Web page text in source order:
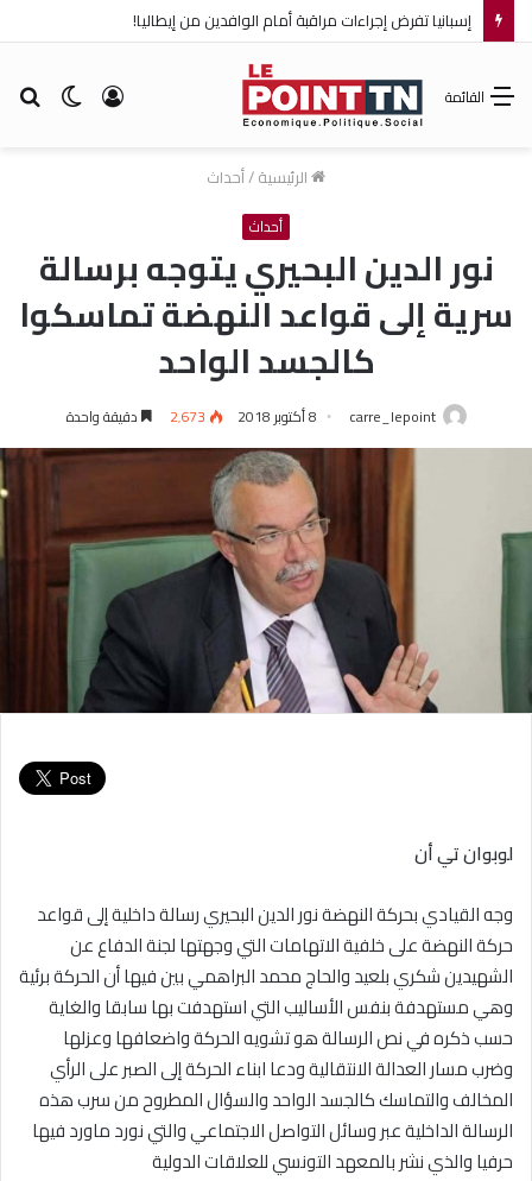
إسبانيا تفرض إجراءات مراقبة أمام الوافدين من إيطاليا!
الوضع تسجيل
القائمة
الرئيسية/أحداث
أحداث
نور الدين البحيري يتوجه برسالة
سرية إلى قواعد النهضة تماسكوا
كالجسد الواحد
carre_lepoint 8 أكتوبر 2018 2٬673 دقيقة واحدة
لوبوان تي أن
وجه القيادي بحركة النهضة نور الدين البحيري رسالة داخلية إلى قواعد
حركة النهضة على خلفية الاتهامات التي وجهتها لجنة الدفاع عن
الشهيدين شكري بلعيد والحاج محمد البراهمي بين فيها أن الحركة برئية
وهي مستهدفة بنفس الأساليب التي استهدفت بها سابقا والغاية
حسب ذكره في نص الرسالة هو تشويه الحركة واضعافها وعزلها
وضرب مسار العدالة الانتقالية ودعا ابناء الحركة إلى الصبر على الرأي
المخالف والتماسك كالجسد الواحد والسؤال المطروح من سرب هذه
الرسالة الداخلية عبر وسائل التواصل الاجتماعي والتي نورد ماورد فيها
حرفيا والذي نشر بالمعهد التونسي للعلاقات الدولية